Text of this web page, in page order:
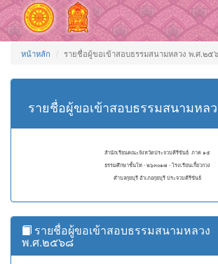
หน้าหลัก รายชื่อผู้ขอเข้าสอบธรรมสนามหลวง พ.ศ.๒๕
รายชื่อผู้ขอเข้าสอบธรรมสนามหล
สำนักเรียนคณะจังหวัดประจวบคีรีขันธ์ ภาค ๑๕
ธรรมศึกษาชั้นโท - ๒๖๓๐๑๗ - โรงเรียนเกี้ยวกวง
ตำบลกุยบุรี อำเภอกุยบุรี ประจวบคีรีขันธ์
รายชื่อผู้ขอเข้าสอบธรรมสนามหลวง
พ.ศ.๒๕๖๘